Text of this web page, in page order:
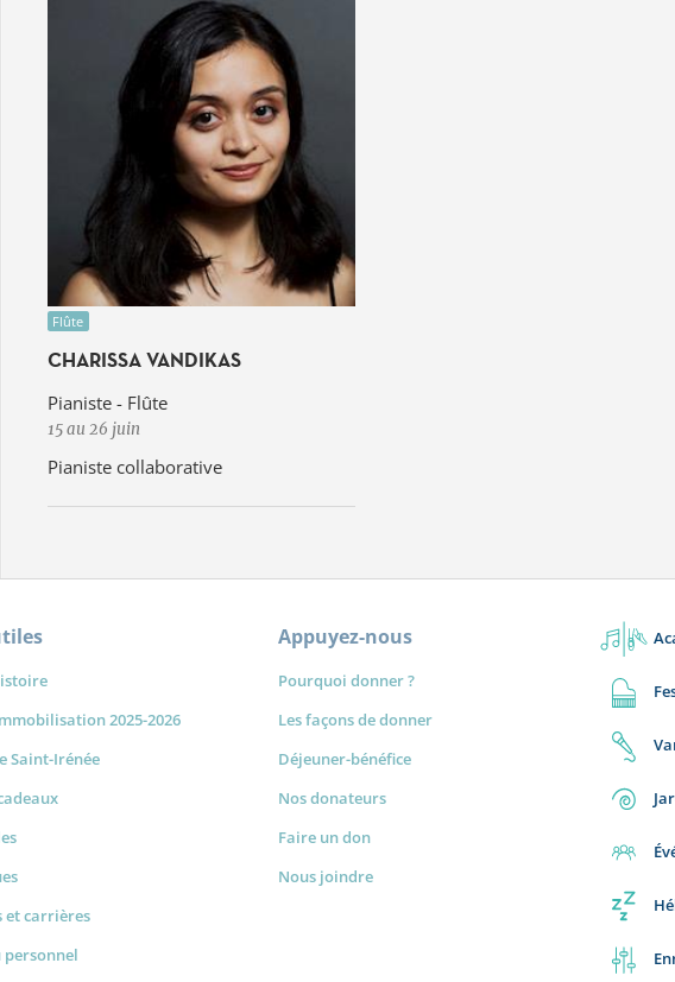
Flûte
CHARISSA VANDIKAS
Pianiste - Flûte
15 au 26 juin
Pianiste collaborative
2025-2026
Saint-Irénée
et carrières
personnel
Appuyez-nous
Pourquoi donner ?
Les façons de donner
Déjeuner-bénéfice
Nos donateurs
Faire un don
Nous joindre